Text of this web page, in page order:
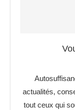
actualités,
tout ceux qui